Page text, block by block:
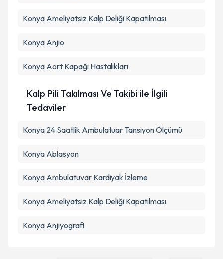
Konya Ameliyatsız Kalp Deliği Kapatılması
Konya Anjio
Konya Aort Kapağı Hastalıkları
Kalp Pili Takılması Ve Takibi ile İlgili
Tedaviler
Konya 24 Saatlik Ambulatuar Tansiyon Ölçümü
Konya Ablasyon
Konya Ambulatuvar Kardiyak İzleme
Konya Ameliyatsız Kalp Deliği Kapatılması
Konya Anjiyografi